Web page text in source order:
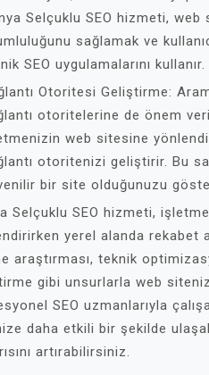
Selçuklu SEO hizmeti, web
sağlamak ve
SEO uygulamalarını kullanır.
Otoritesi Geliştirme:
otoritelerine de önem
web sitesine
otoritenizi geliştirir. Bu
bir site olduğunuzu
Selçuklu SEO hizmeti,
yerel alanda rekabet
araştırması, teknik
gibi unsurlarla web
SEO uzmanlarıyla
daha etkili bir şekilde
artırabilirsiniz.